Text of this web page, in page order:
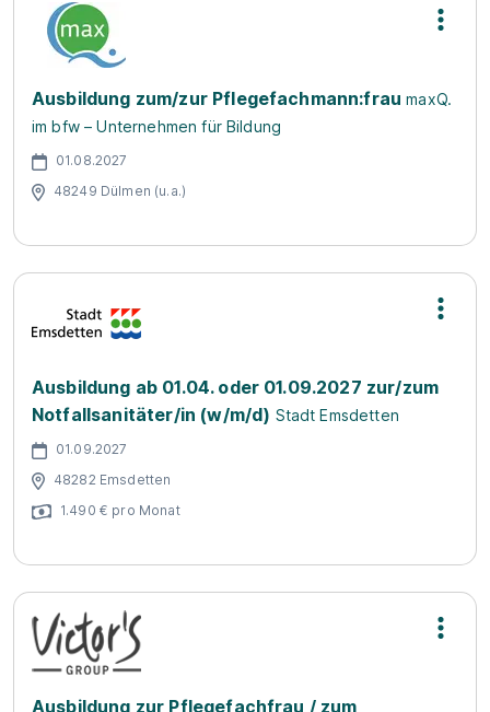
Ausbildung zum/zur Pflegefachmann:frau maxQ.
im bfw – Unternehmen für Bildung
01.08.2027
48249 Dülmen (u.a.)
Ausbildung ab 01.04. oder 01.09.2027 zur/zum
Notfallsanitäter/in (w/m/d) Stadt Emsdetten
01.09.2027
48282 Emsdetten
1.490 € pro Monat
Ausbildung zur Pflegefachfrau / zum